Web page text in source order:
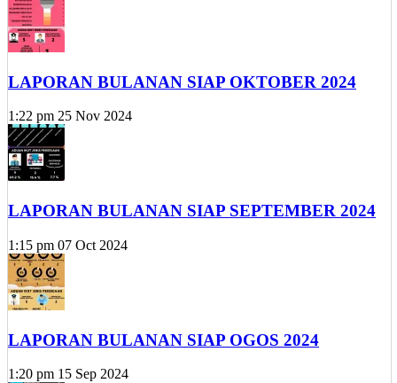
LAPORAN BULANAN SIAP OKTOBER 2024
1:22 pm 25 Nov 2024
LAPORAN BULANAN SIAP SEPTEMBER 2024
1:15 pm 07 Oct 2024
LAPORAN BULANAN SIAP OGOS 2024
1:20 pm 15 Sep 2024